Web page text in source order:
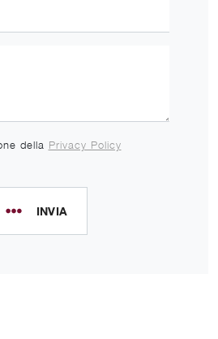
della Privacy Policy
INVIA